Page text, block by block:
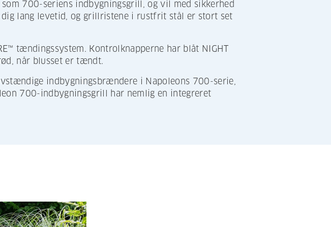
700-seriens indbygningsgrill, og vil med sikkerhed
lang levetid, og grillristene i rustfrit stål er stort set
tændingssystem. Kontrolknapperne har blåt NIGHT
når blusset er tændt.
indbygningsbrændere i Napoleons 700-serie,
700-indbygningsgrill har nemlig en integreret